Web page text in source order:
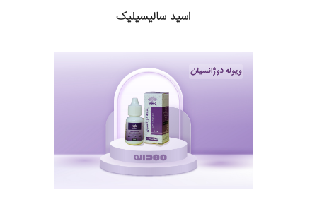
اسید سالیسیلیک